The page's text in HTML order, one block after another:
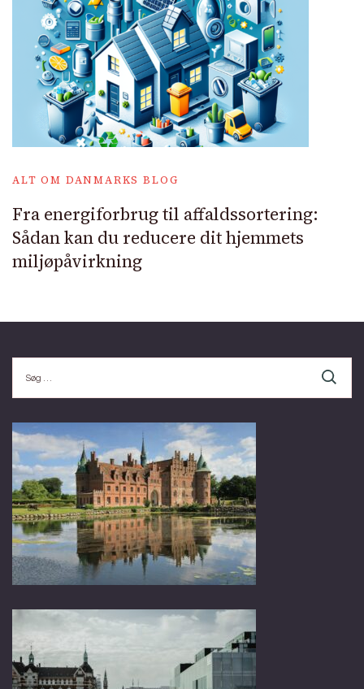
ALT OM DANMARKS BLOG
Fra energiforbrug til affaldssortering:
Sådan kan du reducere dit hjemmets
miljøpåvirkning
efter: